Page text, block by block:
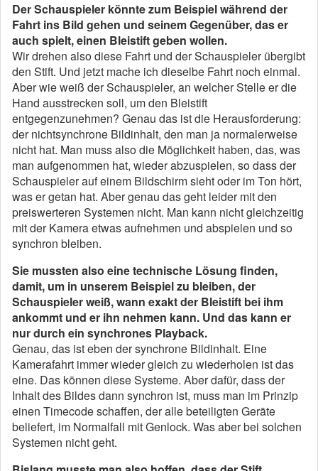
Der Schauspieler könnte zum Beispiel während der
Fahrt ins Bild gehen und seinem Gegenüber, das er
auch spielt, einen Bleistift geben wollen.
Wir drehen also diese Fahrt und der Schauspieler übergibt
den Stift. Und jetzt mache ich dieselbe Fahrt noch einmal.
Aber wie weiß der Schauspieler, an welcher Stelle er die
Hand ausstrecken soll, um den Bleistift
entgegenzunehmen? Genau das ist die Herausforderung:
der nichtsynchrone Bildinhalt, den man ja normalerweise
nicht hat. Man muss also die Möglichkeit haben, das, was
man aufgenommen hat, wieder abzuspielen, so dass der
Schauspieler auf einem Bildschirm sieht oder im Ton hört,
was er getan hat. Aber genau das geht leider mit den
preiswerteren Systemen nicht. Man kann nicht gleichzeitig
mit der Kamera etwas aufnehmen und abspielen und so
synchron bleiben.
Sie mussten also eine technische Lösung finden,
damit, um in unserem Beispiel zu bleiben, der
Schauspieler weiß, wann exakt der Bleistift bei ihm
ankommt und er ihn nehmen kann. Und das kann er
nur durch ein synchrones Playback.
Genau, das ist eben der synchrone Bildinhalt. Eine
Kamerafahrt immer wieder gleich zu wiederholen ist das
eine. Das können diese Systeme. Aber dafür, dass der
Inhalt des Bildes dann synchron ist, muss man im Prinzip
einen Timecode schaffen, der alle beteiligten Geräte
beliefert, im Normalfall mit Genlock. Was aber bei solchen
Systemen nicht geht.